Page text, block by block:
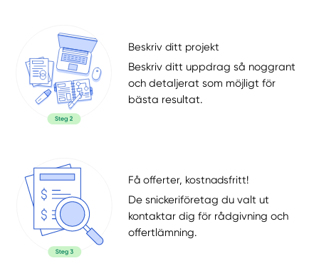
Beskriv ditt projekt
Beskriv ditt uppdrag så noggrant
och detaljerat som möjligt för
bästa resultat.
Få offerter, kostnadsfritt!
De snickeriföretag du valt ut
kontaktar dig för rådgivning och
offertlämning.